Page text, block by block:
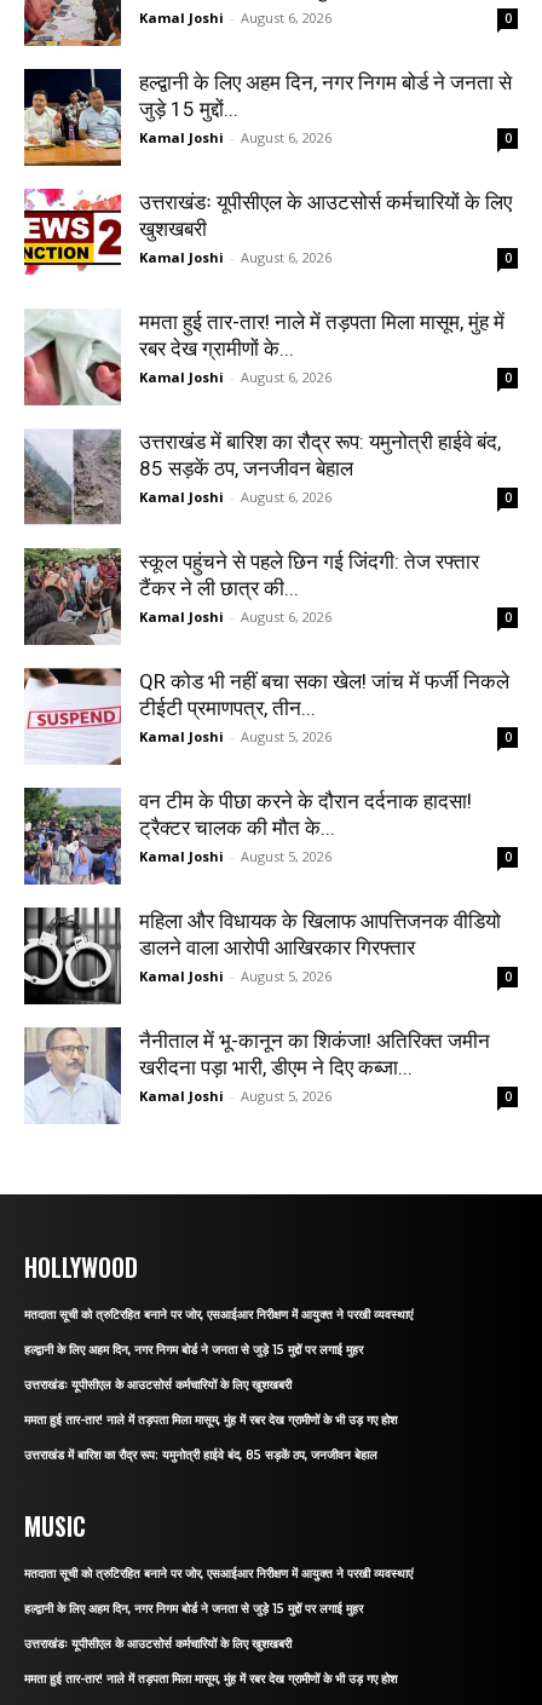
Kamal Joshi - August 6, 2026 0
हल्द्वानी के लिए अहम दिन, नगर निगम बोर्ड ने जनता से
जुड़े 15 मुद्दों...
Kamal Joshi - August 6, 2026 0
उत्तराखंडः यूपीसीएल के आउटसोर्स कर्मचारियों के लिए
खुशखबरी
Kamal Joshi - August 6, 2026 0
ममता हुई तार-तार! नाले में तड़पता मिला मासूम, मुंह में
रबर देख ग्रामीणों के...
Kamal Joshi - August 6, 2026 0
उत्तराखंड में बारिश का रौद्र रूप: यमुनोत्री हाईवे बंद,
85 सड़कें ठप, जनजीवन बेहाल
Kamal Joshi - August 6, 2026 0
स्कूल पहुंचने से पहले छिन गई जिंदगी: तेज रफ्तार
टैंकर ने ली छात्र की...
Kamal Joshi - August 6, 2026 0
QR कोड भी नहीं बचा सका खेल! जांच में फर्जी निकले
टीईटी प्रमाणपत्र, तीन...
Kamal Joshi - August 5, 2026 0
वन टीम के पीछा करने के दौरान दर्दनाक हादसा!
ट्रैक्टर चालक की मौत के...
Kamal Joshi - August 5, 2026 0
महिला और विधायक के खिलाफ आपत्तिजनक वीडियो
डालने वाला आरोपी आखिरकार गिरफ्तार
Kamal Joshi - August 5, 2026 0
नैनीताल में भू-कानून का शिकंजा! अतिरिक्त जमीन
खरीदना पड़ा भारी, डीएम ने दिए कब्जा...
Kamal Joshi - August 5, 2026 0
HOLLYWOOD
मतदाता सूची को त्रुटिरहित बनाने पर जोर, एसआईआर निरीक्षण में आयुक्त ने परखी व्यवस्थाएं
हल्द्वानी के लिए अहम दिन, नगर निगम बोर्ड ने जनता से जुड़े 15 मुद्दों पर लगाई मुहर
उत्तराखंडः यूपीसीएल के आउटसोर्स कर्मचारियों के लिए खुशखबरी
ममता हुई तार-तार! नाले में तड़पता मिला मासूम, मुंह में रबर देख ग्रामीणों के भी उड़ गए होश
उत्तराखंड में बारिश का रौद्र रूप: यमुनोत्री हाईवे बंद, 85 सड़कें ठप, जनजीवन बेहाल
MUSIC
मतदाता सूची को त्रुटिरहित बनाने पर जोर, एसआईआर निरीक्षण में आयुक्त ने परखी व्यवस्थाएं
हल्द्वानी के लिए अहम दिन, नगर निगम बोर्ड ने जनता से जुड़े 15 मुद्दों पर लगाई मुहर
उत्तराखंडः यूपीसीएल के आउटसोर्स कर्मचारियों के लिए खुशखबरी
ममता हुई तार-तार! नाले में तड़पता मिला मासूम, मुंह में रबर देख ग्रामीणों के भी उड़ गए होश